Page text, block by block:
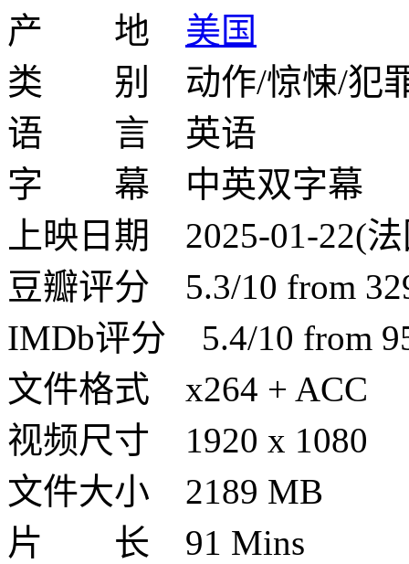
产 地 美国
类 别 动作/惊悚/犯
语 言 英语
字 幕 中英双字幕
上映日期 2025-01-22(
豆瓣评分 5.3/10 from
IMDb评分 5.4/10 from
文件格式 x264 + ACC
视频尺寸 1920 x 1080
文件大小 2189 MB
片 长 91 Mins